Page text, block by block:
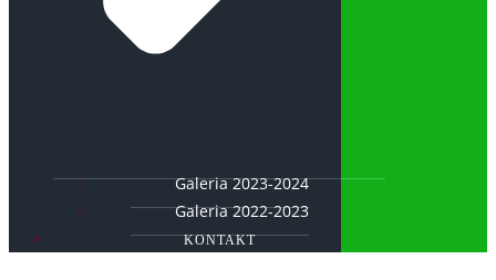
Galeria 2023-2024
Galeria 2022-2023
KONTAKT